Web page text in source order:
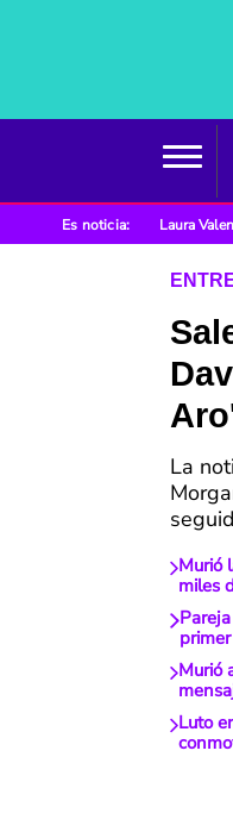
Es noticia: Laura
La
Murió
miles
Murió
Luto